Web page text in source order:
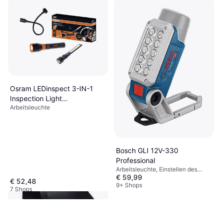
Osram LEDinspect 3-IN-1
Inspection Light
Arbeitsleuchte 500lm
Arbeitsleuchte
€ 52,48
7 Shops
Bosch GLI 12V-330
Professional
Arbeitsleuchte, Einstellen des
Lichtpunkts (Fokus), Lumen: 330,
Gewicht: 300g
€ 59,99
9+ Shops